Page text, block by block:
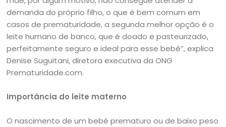
demanda do próprio filho, o que é bem comum em
casos de prematuridade, a segunda melhor opção é o
leite humano de banco, que é doado e pasteurizado,
perfeitamente seguro e ideal para esse bebê”, explica
Denise Suguitani, diretora executiva da ONG
Prematuridade.com.
Importância do leite materno
O nascimento de um bebê prematuro ou de baixo peso